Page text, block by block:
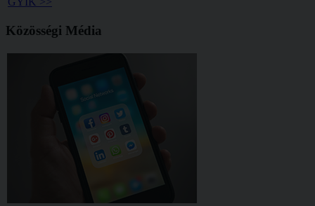
Közösségi Média